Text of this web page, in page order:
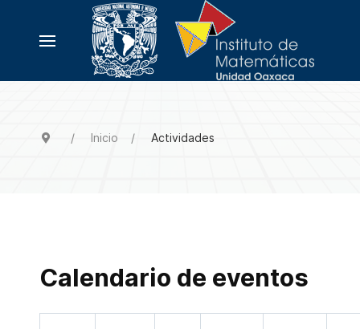
Inicio Actividades
Calendario de eventos